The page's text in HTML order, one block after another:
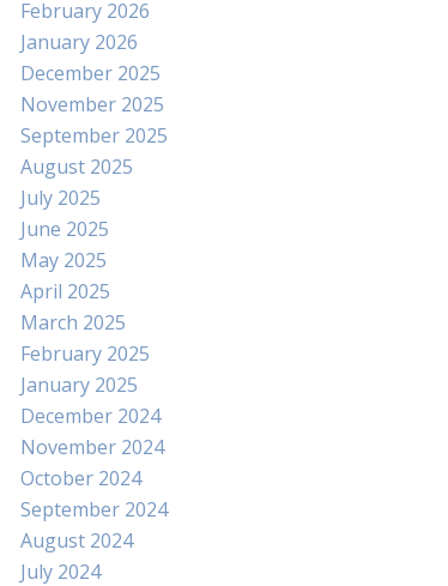
February 2026
January 2026
December 2025
November 2025
September 2025
August 2025
July 2025
June 2025
May 2025
April 2025
March 2025
February 2025
January 2025
December 2024
November 2024
October 2024
September 2024
August 2024
July 2024